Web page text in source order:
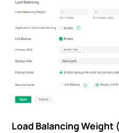
Load Balancing Weight